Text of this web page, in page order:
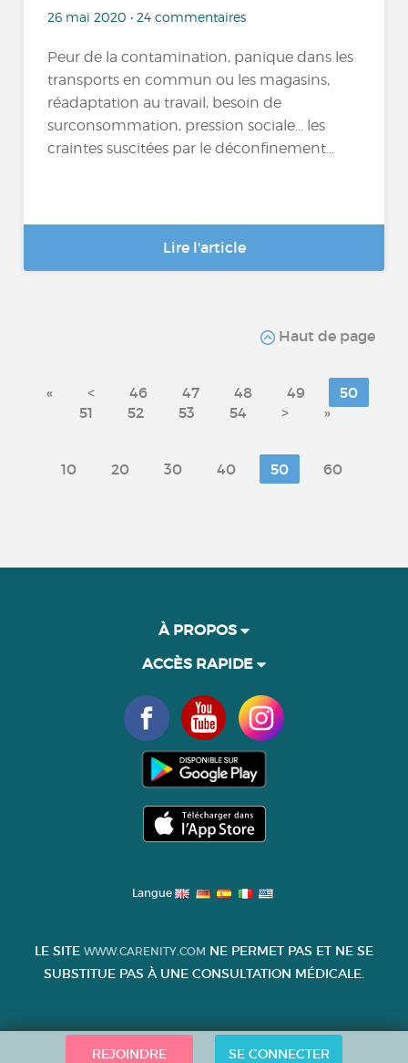
26 mai 2020 • 24 commentaires
Peur de la contamination, panique dans les
transports en commun ou les magasins,
réadaptation au travail, besoin de
surconsommation, pression sociale... les
craintes suscitées par le déconfinement...
Lire l'article
Haut de page
« < 46 47 48 49
50
51
52 53 54 > »
10 20 30 40 50 60
REJOINDRE SE CONNECTER
À PROPOS
ACCÈS RAPIDE
Langue
LE SITE WWW.CARENITY.COM NE PERMET PAS ET NE SE
SUBSTITUE PAS À UNE CONSULTATION MÉDICALE.